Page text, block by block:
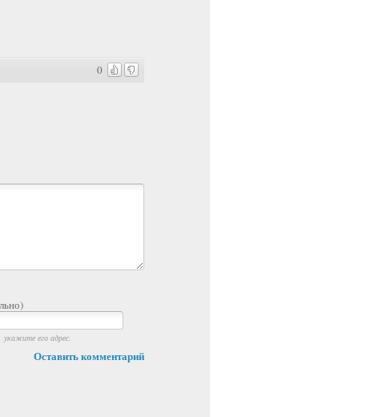
0
его адрес.
Оставить комментарий